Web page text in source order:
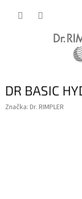
DR BASIC
Značka: Dr. RIMPLER